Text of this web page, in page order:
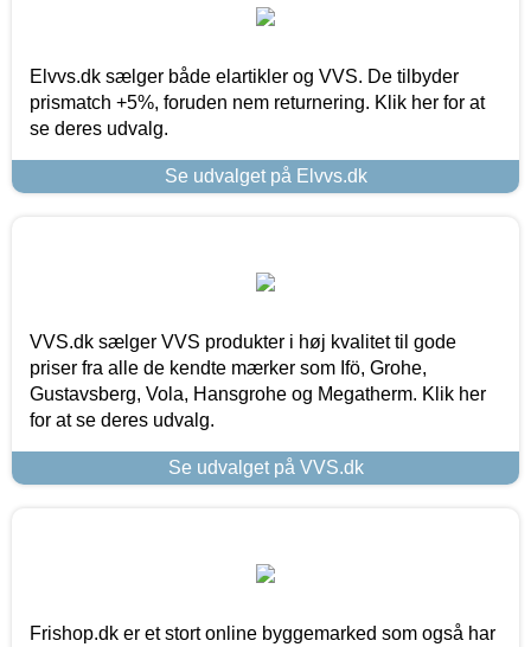
Elvvs.dk sælger både elartikler og VVS. De tilbyder
prismatch +5%, foruden nem returnering. Klik her for at
se deres udvalg.
Se udvalget på Elvvs.dk
VVS.dk sælger VVS produkter i høj kvalitet til gode
priser fra alle de kendte mærker som Ifö, Grohe,
Gustavsberg, Vola, Hansgrohe og Megatherm. Klik her
for at se deres udvalg.
Se udvalget på VVS.dk
Frishop.dk er et stort online byggemarked som også har